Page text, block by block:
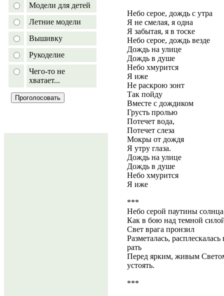
Модели для детей
Летние модели
Вышивку
Рукоделие
Чего-то не
хватает...
Небо серое, дождь с утра
Я не смелая, я одна
Я забытая, я в тоске
Небо серое, дождь везде
Дождь на улице
Дождь в душе
Небо хмурится
Я иже
Не раскрою зонт
Так пойду
Вместе с дождиком
Грусть пролью
Потечет вода,
Потечет слеза
Мокры от дождя
Я утру глаза.
Дождь на улице
Дождь в душе
Небо хмурится
Я иже
***
Небо серой паутины
Как в бою над темной
Свет врага пронзил
Разметалась, расплескалась
рать
Перед ярким, живым
устоять.
***